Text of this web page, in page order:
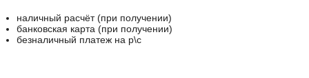
наличный расчёт (при получении)
банковская карта (при получении)
безналичный платеж на р\с